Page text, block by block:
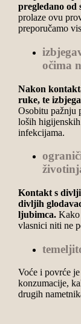
pregledano od
prolaze ovu
preporučamo
očima
Nakon
ruke, te
Osobitu pažnju
loših
infekcijama.
Kontakt s
divljih
ljubimca.Kako
vlasnici niti ne
Voće i povrće
konzumacije,
drugih